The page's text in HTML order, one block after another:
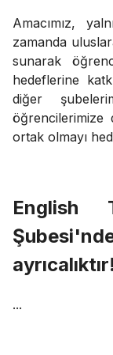
Amacımız,
zamanda
sunarak
hedeflerine
diğer
öğrencilerimize
ortak olmayı
English
ayrıcalıktır!
...